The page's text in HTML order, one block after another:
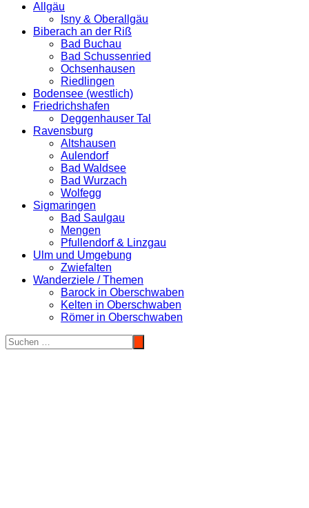
Allgäu
Isny & Oberallgäu
Biberach an der Riß
Bad Buchau
Bad Schussenried
Ochsenhausen
Riedlingen
Bodensee (westlich)
Friedrichshafen
Deggenhauser Tal
Ravensburg
Altshausen
Aulendorf
Bad Waldsee
Bad Wurzach
Wolfegg
Sigmaringen
Bad Saulgau
Mengen
Pfullendorf & Linzgau
Ulm und Umgebung
Zwiefalten
Wanderziele / Themen
Barock in Oberschwaben
Kelten in Oberschwaben
Römer in Oberschwaben